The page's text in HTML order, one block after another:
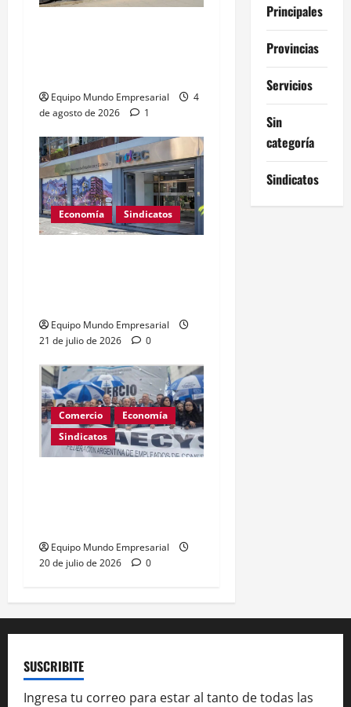
Equipo Mundo Empresarial
4
de agosto de 2026
1
Economía Sindicatos
Equipo Mundo Empresarial
21 de julio de 2026
0
Comercio
Economía
Sindicatos
Equipo Mundo Empresarial
20 de julio de 2026
0
Principales
Provincias
Servicios
Sin
categoría
Sindicatos
SUSCRIBITE
Ingresa tu correo para estar al tanto de todas las